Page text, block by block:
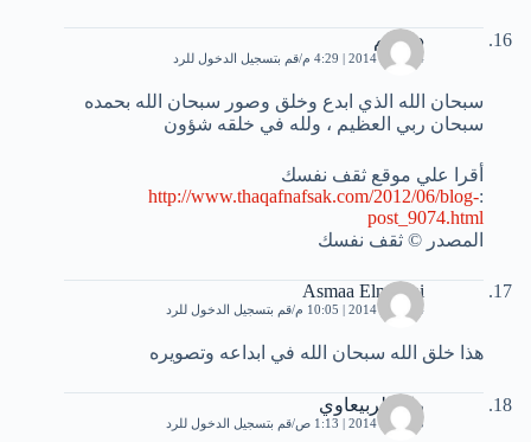
د.كريم
24 يناير، 2014 | 4:29 م قم بتسجيل الدخول للرد
سبحان الله الذي ابدع وخلق وصور سبحان الله بحمده
سبحان ربي العظيم ، ولله في خلقه شؤون
أقرا علي موقع ثقف نفسك
:
http://www.thaqafnafsak.com/2012/06/blog-
post_9074.html
المصدر © ثقف نفسك
Asmaa Elmasrai
24 يناير، 2014 | 10:05 م قم بتسجيل الدخول للرد
هذا خلق الله سبحان الله في ابداعه وتصويره
رائد الربيعاوي
25 يناير، 2014 | 1:13 ص قم بتسجيل الدخول للرد